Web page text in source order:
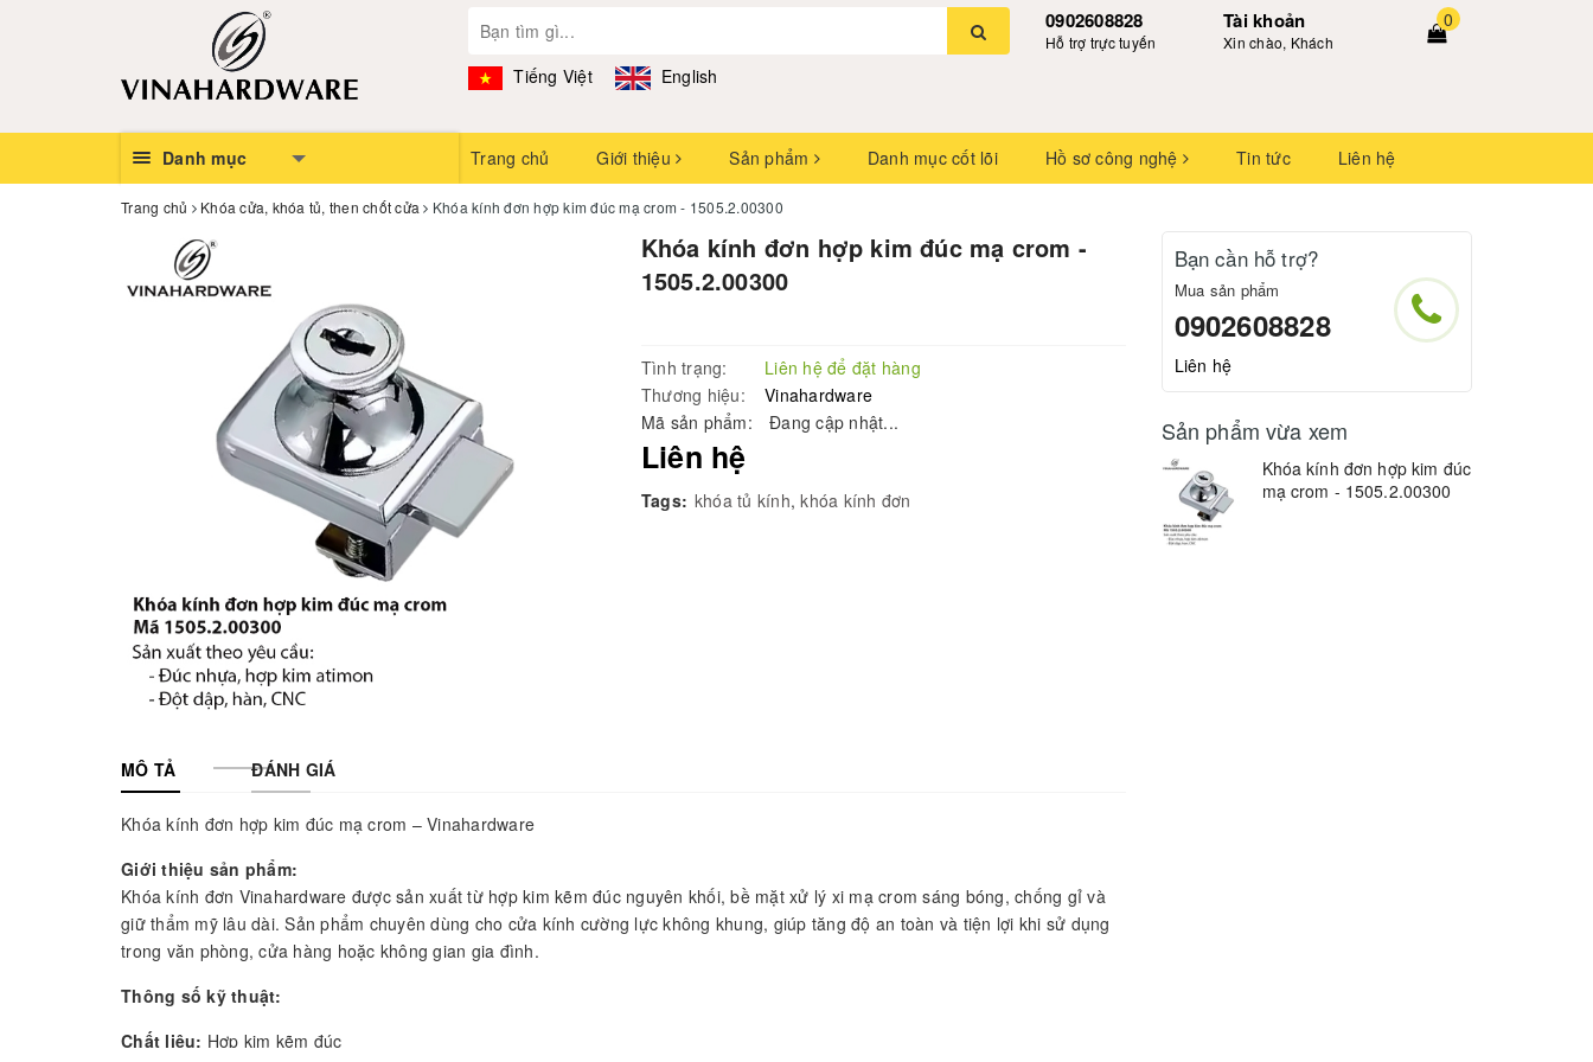
Tiếng Việt English
0902608828
Hỗ trợ trực tuyến
Tài khoản
Xin chào, Khách
0
Danh mục Trang chủ Giới thiệu Sản phẩm Danh mục cốt lõi Hồ sơ công nghệ Tin tức Liên hệ
Trang chủ Khóa cửa, khóa tủ, then chốt cửa Khóa kính đơn hợp kim đúc mạ crom - 1505.2.00300
Khóa kính đơn hợp kim đúc mạ crom -
1505.2.00300
Tình trạng:
Liên hệ để đặt hàng
Thương hiệu:
Vinahardware
Mã sản phẩm:
Đang cập nhật...
Liên hệ
Tags: khóa tủ kính,khóa kính đơn
MÔ TẢ ĐÁNH GIÁ
Khóa kính đơn hợp kim đúc mạ crom – Vinahardware
Giới thiệu sản phẩm:
Khóa kính đơn Vinahardware được sản xuất từ hợp kim kẽm đúc nguyên khối, bề mặt xử lý xi mạ crom sáng bóng, chống gỉ và
giữ thẩm mỹ lâu dài. Sản phẩm chuyên dùng cho cửa kính cường lực không khung, giúp tăng độ an toàn và tiện lợi khi sử dụng
trong văn phòng, cửa hàng hoặc không gian gia đình.
Thông số kỹ thuật:
Chất liệu: Hợp kim kẽm đúc
Bạn cần hỗ trợ?
Mua sản phẩm
0902608828
Liên hệ
Sản phẩm vừa xem
Khóa kính đơn hợp kim đúc
mạ crom - 1505.2.00300